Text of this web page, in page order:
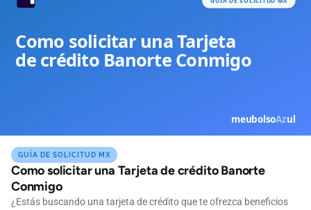
GUÍA DE SOLICITUD MX
Como solicitar una Tarjeta de crédito Banorte
Conmigo
¿Estás buscando una tarjeta de crédito que te ofrezca beneficios